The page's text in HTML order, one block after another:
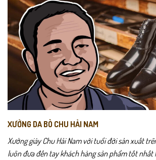
XƯỞNG DA BÒ CHU HẢI NAM
Xưởng giày Chu Hải Nam với tuổi đời sản xuất
luôn đưa đến tay khách hàng sản phẩm tốt nhất